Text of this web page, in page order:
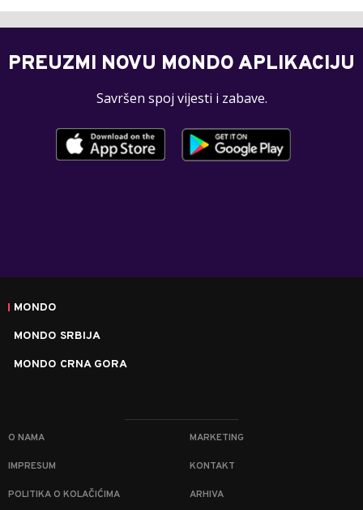
PREUZMI NOVU MONDO APLIKACIJU
Savršen spoj vijesti i zabave.
MONDO
MONDO SRBIJA
MONDO CRNA GORA
O NAMA MARKETING
IMPRESUM KONTAKT
POLITIKA O KOLAČIĆIMA ARHIVA